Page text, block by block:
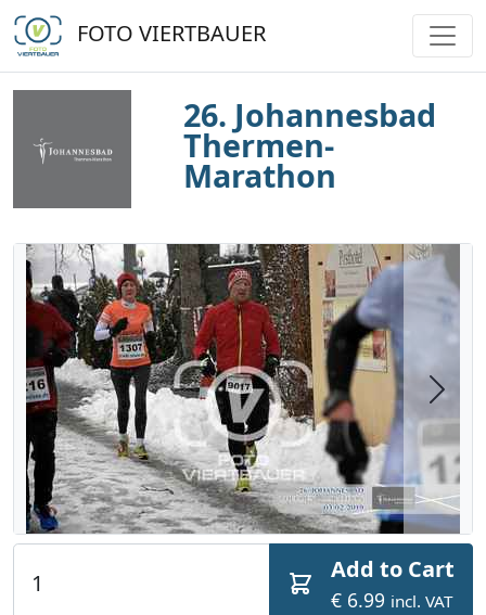
FOTO VIERTBAUER
26. Johannesbad
Thermen-
Marathon
Next
Add to Cart
€ 6.99 incl. VAT